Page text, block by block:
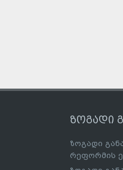
ზოგადი
ზოგადი
რეფორმის